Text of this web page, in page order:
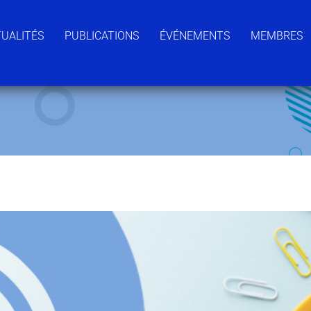
PUBLICATIONS ÉVÉNEMENTS MEMBRES